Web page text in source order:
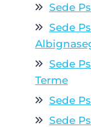
Sede
Sede
Sede
Terme
Sede
Sede